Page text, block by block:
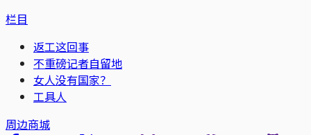
栏目
返工这回事
不重磅记者自留地
女人没有国家？
工具人
周边商城